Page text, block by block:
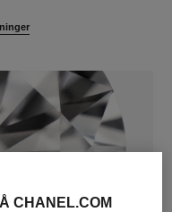
CHANEL.COM